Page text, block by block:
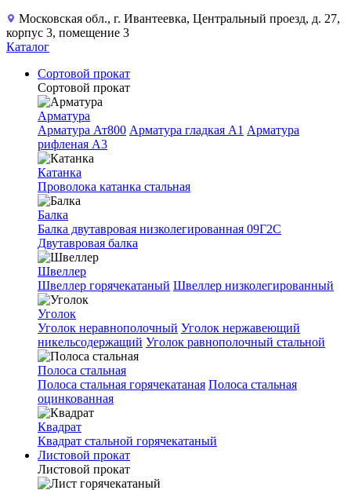
Московская обл., г. Ивантеевка, Центральный проезд, д. 27,
корпус 3, помещение 3
Каталог
Сортовой прокат
Сортовой прокат
Арматура
Арматура Ат800 Арматура гладкая A1 Арматура
рифленая A3
Катанка
Проволока катанка стальная
Балка
Балка двутавровая низколегированная 09Г2С
Двутавровая балка
Швеллер
Швеллер горячекатаный Швеллер низколегированный
Уголок
Уголок неравнополочный Уголок нержавеющий
никельсодержащий Уголок равнополочный стальной
Полоса стальная
Полоса стальная горячекатаная Полоса стальная
оцинкованная
Квадрат
Квадрат стальной горячекатаный
Листовой прокат
Листовой прокат